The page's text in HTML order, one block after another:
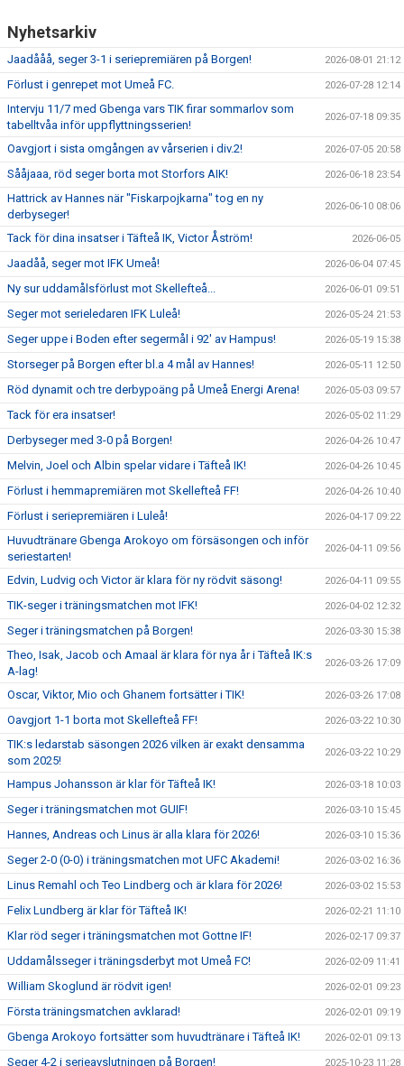
Nyhetsarkiv
Jaadååå, seger 3-1 i seriepremiären på Borgen! 2026-08-01 21:12
Förlust i genrepet mot Umeå FC. 2026-07-28 12:14
Intervju 11/7 med Gbenga vars TIK firar sommarlov som
tabelltvåa inför uppflyttningsserien!
2026-07-18 09:35
Oavgjort i sista omgången av vårserien i div.2! 2026-07-05 20:58
Sååjaaa, röd seger borta mot Storfors AIK! 2026-06-18 23:54
Hattrick av Hannes när "Fiskarpojkarna" tog en ny
derbyseger!
2026-06-10 08:06
Tack för dina insatser i Täfteå IK, Victor Åström! 2026-06-05
Jaadåå, seger mot IFK Umeå! 2026-06-04 07:45
Ny sur uddamålsförlust mot Skellefteå... 2026-06-01 09:51
Seger mot serieledaren IFK Luleå! 2026-05-24 21:53
Seger uppe i Boden efter segermål i 92' av Hampus! 2026-05-19 15:38
Storseger på Borgen efter bl.a 4 mål av Hannes! 2026-05-11 12:50
Röd dynamit och tre derbypoäng på Umeå Energi Arena! 2026-05-03 09:57
Tack för era insatser! 2026-05-02 11:29
Derbyseger med 3-0 på Borgen! 2026-04-26 10:47
Melvin, Joel och Albin spelar vidare i Täfteå IK! 2026-04-26 10:45
Förlust i hemmapremiären mot Skellefteå FF! 2026-04-26 10:40
Förlust i seriepremiären i Luleå! 2026-04-17 09:22
Huvudtränare Gbenga Arokoyo om försäsongen och inför
seriestarten!
2026-04-11 09:56
Edvin, Ludvig och Victor är klara för ny rödvit säsong! 2026-04-11 09:55
TIK-seger i träningsmatchen mot IFK! 2026-04-02 12:32
Seger i träningsmatchen på Borgen! 2026-03-30 15:38
Theo, Isak, Jacob och Amaal är klara för nya år i Täfteå IK:s
A-lag!
2026-03-26 17:09
Oscar, Viktor, Mio och Ghanem fortsätter i TIK! 2026-03-26 17:08
Oavgjort 1-1 borta mot Skellefteå FF! 2026-03-22 10:30
TIK:s ledarstab säsongen 2026 vilken är exakt densamma
som 2025!
2026-03-22 10:29
Hampus Johansson är klar för Täfteå IK! 2026-03-18 10:03
Seger i träningsmatchen mot GUIF! 2026-03-10 15:45
Hannes, Andreas och Linus är alla klara för 2026! 2026-03-10 15:36
Seger 2-0 (0-0) i träningsmatchen mot UFC Akademi! 2026-03-02 16:36
Linus Remahl och Teo Lindberg och är klara för 2026! 2026-03-02 15:53
Felix Lundberg är klar för Täfteå IK! 2026-02-21 11:10
Klar röd seger i träningsmatchen mot Gottne IF! 2026-02-17 09:37
Uddamålsseger i träningsderbyt mot Umeå FC! 2026-02-09 11:41
William Skoglund är rödvit igen! 2026-02-01 09:23
Första träningsmatchen avklarad! 2026-02-01 09:19
Gbenga Arokoyo fortsätter som huvudtränare i Täfteå IK! 2026-02-01 09:13
Seger 4-2 i serieavslutningen på Borgen! 2025-10-23 11:28